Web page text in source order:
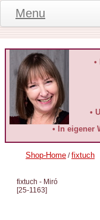
Menu
•
•
• In eigener
Shop-Home /fixtuch
fixtuch - Miró
[25-1163]